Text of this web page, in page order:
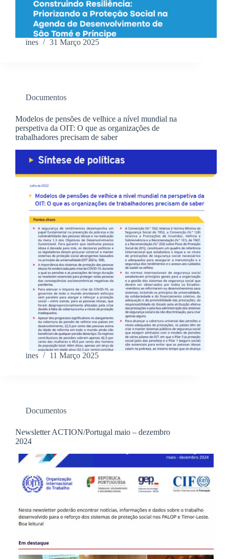
ines 31 Março 2025
Documentos
Modelos de pensões de velhice a nível mundial na
perspetiva da OIT: O que as organizações de
trabalhadores precisam de saber
ines 11 Março 2025
Documentos
Newsletter ACTION/Portugal maio – dezembro
2024